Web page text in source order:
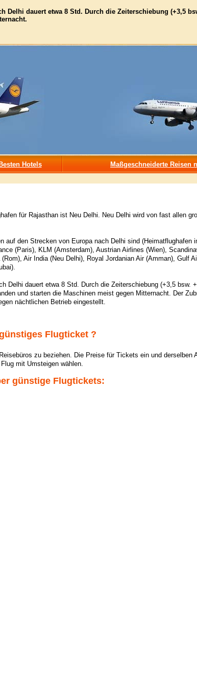
Delhi dauert etwa 8 Std. Durch die Zeiterschiebung (+3,5
Besten Hotels Maßgeschneiderte Reisen
für Rajasthan ist Neu Delhi. Neu Delhi wird von fast allen
auf den Strecken von Europa nach Delhi sind (Heimatflughafen
(Paris), KLM (Amsterdam), Austrian Airlines (Wien),
Air India (Neu Delhi), Royal Jordanian Air (Amman), Gulf
Delhi dauert etwa 8 Std. Durch die Zeiterschiebung (+3,5 bsw.
und starten die Maschinen meist gegen Mitternacht. Der
nächtlichen Betrieb eingestellt.
Flugticket ?
zu beziehen. Die Preise für Tickets ein und
mit Umsteigen wählen.
günstige Flugtickets: